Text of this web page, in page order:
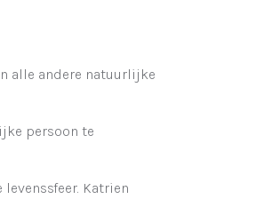
alle andere natuurlijke
persoon te
Katrien